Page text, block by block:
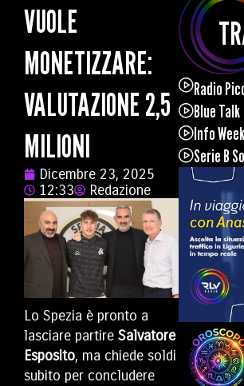
VUOLE
MONETIZZARE:
VALUTAZIONE 2,5
MILIONI
Dicembre 23, 2025
12:33
Redazione
Lo Spezia è pronto a
lasciare partire Salvatore
Esposito, ma chiede soldi
subito per concludere
Radio
Blue Talk
Info
Serie B